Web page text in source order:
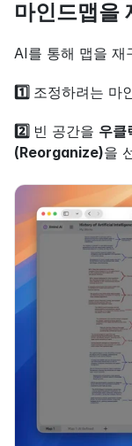
마인드맵을
AI를 통해 맵을 재
1️⃣ 조정하려는 마
2️⃣ 빈 공간을 우클
(Reorganize)을